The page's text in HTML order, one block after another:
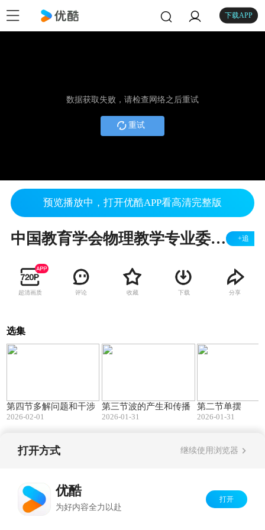
下载APP
数据获取失败，请检查网络之后重试
重试
预览播放中，打开优酷APP看高清完整版
中国教育学会物理教学专业委员会2018名师赛--闭合电路欧姆定律（福建陈森林） +追
超清画质 评论 收藏 下载 分享
选集
第四节多解问题和干涉
2026-02-01
第三节波的产生和传播
2026-01-31
第二节单摆
2026-01-31
打开方式 继续使用浏览器
优酷
为好内容全力以赴
打开